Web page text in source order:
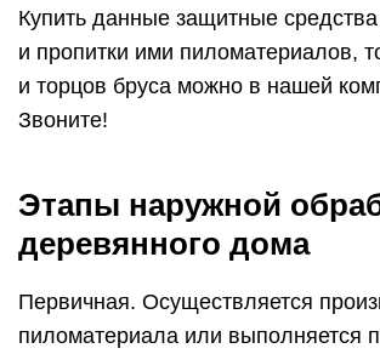
Купить данные защитные
и пропитки ими пиломатериалов,
и торцов бруса можно в нашей
Звоните!
Этапы наружной
деревянного дома
Первичная. Осуществляется
пиломатериала или выполняется